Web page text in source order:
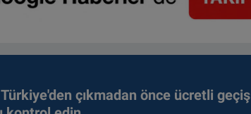
çıkmadan önce ücretli geçiş